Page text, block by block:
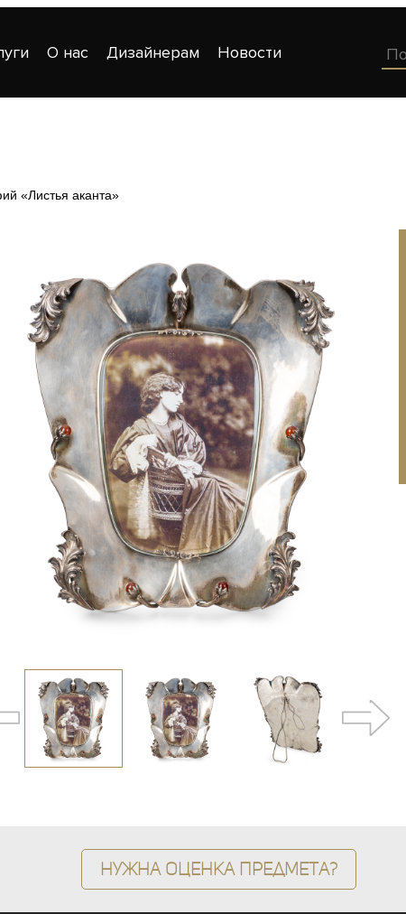
О нас Дизайнерам Новости
«Листья аканта»
Нужна оценка предмета?